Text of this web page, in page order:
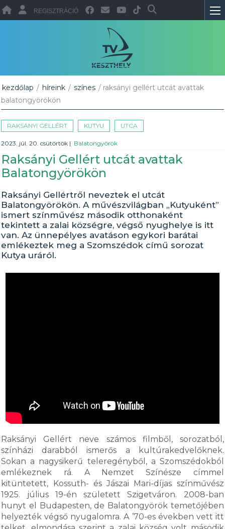
REGISZTRÁCIÓ
kezdőlap / híreink / színes / raksányi gellért utcát avattak
balatongyörökön
RAKSÁNYI GELLÉRT KUTYU UTCA
2023. júl. 20. csütörtök | Balatongyörök
Raksányi Gellért utcát avattak
Balatongyörökön
Raksányi Gellértről neveztek el utcát
Balatongyörökön. A művészvilágban „Kutyuként”
ismert színművész második otthonaként
tekintett a zalai községre, végső nyughelye is itt
van. Az ünnepélyes avatáson egykori barátai
emlékeztek meg a Szomszédok című sorozat
Kutya uráról.
Raksányi Gellért neve számos filmből, sorozatból,
színházi darabból ismerős a kultúrakedvelőknek.
Sokan a nagysikerű teleregényből, a Szomszédokból
emlékeznek rá. A Nemzet Színésze címmel
kitüntetett, Kossuth- és Jászai Mari-díjas színművész
1925. július 19-én született Szigetváron. 2008-ban
hunyt el Budapesten, de Balatongyörök temetőjében
helyezték végső nyugalomra. A ’70-es években vett itt